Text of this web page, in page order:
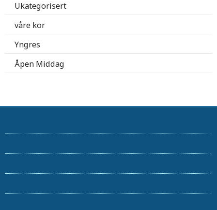
Ukategorisert
våre kor
Yngres
Åpen Middag